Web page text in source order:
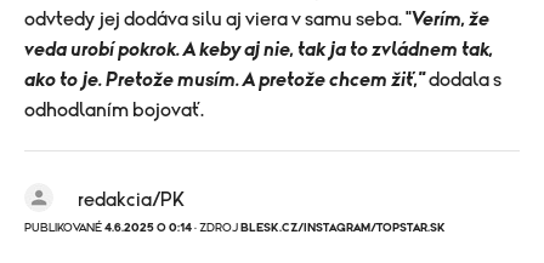
odvtedy jej dodáva silu aj viera v samu seba. "Verím, že
veda urobí pokrok. A keby aj nie, tak ja to zvládnem tak,
ako to je. Pretože musím. A pretože chcem žiť,"dodala s
odhodlaním bojovať.
redakcia/PK
PUBLIKOVANÉ 4.6.2025 O 0:14 · ZDROJ BLESK.CZ/INSTAGRAM/TOPSTAR.SK